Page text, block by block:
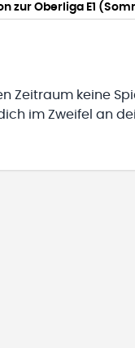
zur Oberliga E1
Zeitraum keine
im Zweifel an